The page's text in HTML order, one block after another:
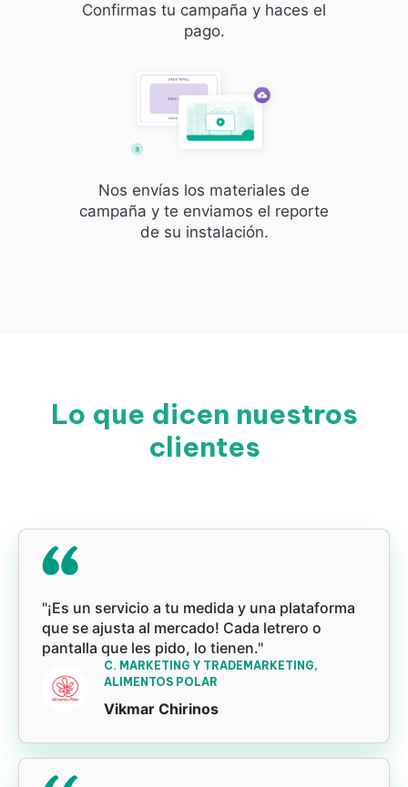
Confirmas tu campaña y haces el
pago.
Nos envías los materiales de
campaña y te enviamos el reporte
de su instalación.
Lo que dicen nuestros
clientes
"¡Es un servicio a tu medida y una plataforma
que se ajusta al mercado! Cada letrero o
pantalla que les pido, lo tienen."
C. MARKETING Y TRADEMARKETING,
ALIMENTOS POLAR
Vikmar Chirinos